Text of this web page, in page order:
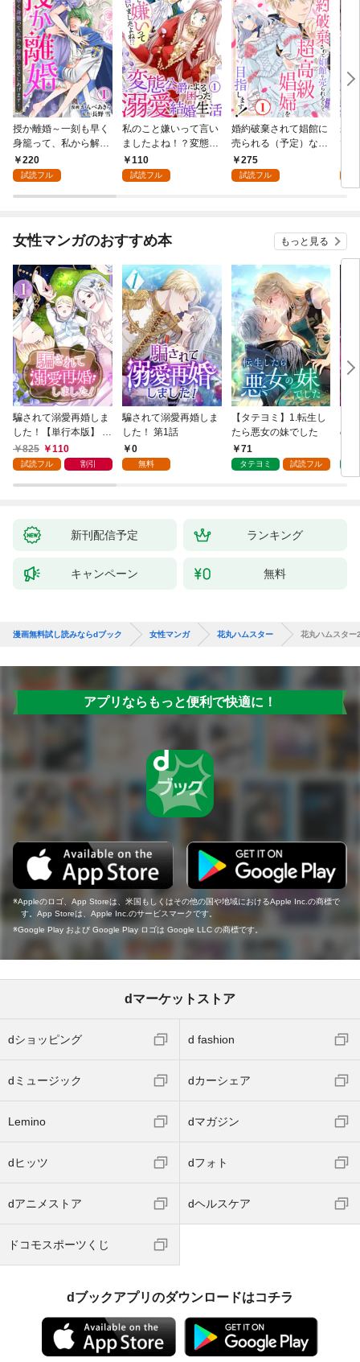
授か離婚～一刻も早く
身籠って、私から解放
してさしあげます！1
220
試読フル
私のこと嫌いって言い
ましたよね！？変態公
爵による困った溺愛結
婚生活 1
110
試読フル
婚約破棄されて娼館に
売られる（予定）なの
で、超高級娼婦を目指
します！1
275
試読フル
未
で
女性マンガのおすすめ本 もっと見る
騙されて溺愛再婚しま
した！【単行本版】 1
巻825 110
試読フル 割引
騙されて溺愛再婚しま
した！ 第1話
0
無料
【タテヨミ】1.転生し
たら悪女の妹でした
71
タテヨミ 試読フル
の
新刊配信予定 ランキング
キャンペーン 無料
漫画無料試し読みならdブック 女性マンガ 花丸ハムスター 花丸ハムスター
アプリならもっと便利で快適に！
Appleのロゴ、App Storeは、米国もしくはその他の国や地域におけるApple Inc.の商標で
す。App Storeは、Apple Inc.のサービスマークです。
Google Play および Google Play ロゴは Google LLC の商標です。
dマーケットストア
dショッピング d fashion
dミュージック dカーシェア
Lemino dマガジン
dヒッツ dフォト
dアニメストア dヘルスケア
ドコモスポーツくじ
dブックアプリのダウンロードはコチラ